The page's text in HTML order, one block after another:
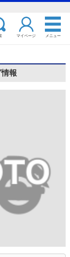
マイページ メニュー
報